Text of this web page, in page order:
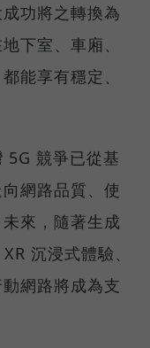
功將之轉換為
下室、車廂、
能享有穩定、
5G 競爭已從基
網路品質、使
來，隨著生成
沉浸式體驗、
網路將成為支